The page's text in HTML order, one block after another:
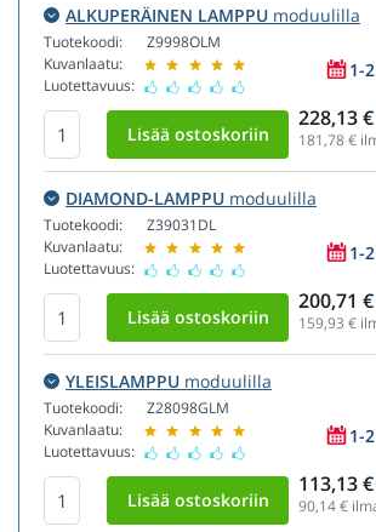
ALKUPERÄINEN LAMPPU moduulilla
Tuotekoodi:
Kuvanlaatu:
Luotettavuus:
Z9998OLM
1-
228,13 €
181,78€
DIAMOND-LAMPPU moduulilla
Tuotekoodi:
Kuvanlaatu:
Luotettavuus:
Z39031DL
1-
200,71 €
159,93 €
YLEISLAMPPU moduulilla
Tuotekoodi:
Kuvanlaatu:
Luotettavuus:
Z28098GLM
1-
113,13 €
90,14€